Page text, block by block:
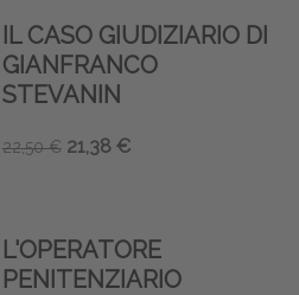
IL CASO GIUDIZIARIO DI
GIANFRANCO
STEVANIN
22,50 € 21,38 €
L'OPERATORE
PENITENZIARIO